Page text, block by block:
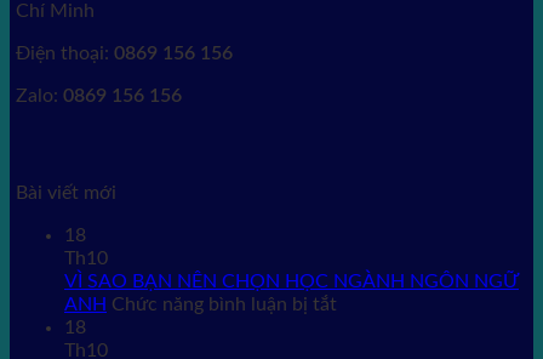
Chí Minh
Điện thoại: 0869 156 156
Zalo: 0869 156 156
Bài viết mới
18
Th10
VÌ SAO BẠN NÊN CHỌN HỌC NGÀNH NGÔN NGỮ
ANH Chức năng bình luận bị tắt
18
Th10